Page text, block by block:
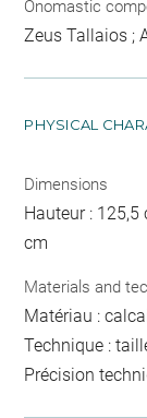
Onomastic
Zeus Tallaios ;
PHYSICAL
Dimensions
Hauteur : 125,5
cm
Materials and
Matériau :
Technique :
Précision